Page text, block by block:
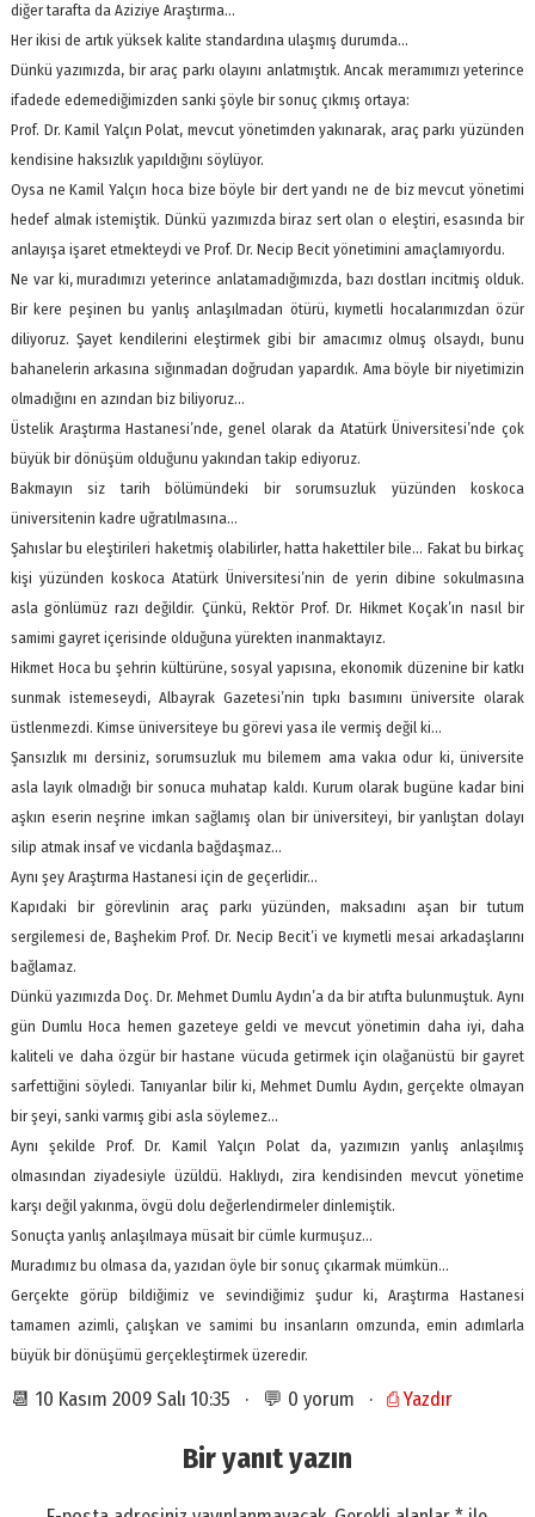
diğer tarafta da Aziziye Araştırma…
Her ikisi de artık yüksek kalite standardına ulaşmış durumda…
Dünkü yazımızda, bir araç parkı olayını anlatmıştık. Ancak meramımızı yeterince
ifadede edemediğimizden sanki şöyle bir sonuç çıkmış ortaya:
Prof. Dr. Kamil Yalçın Polat, mevcut yönetimden yakınarak, araç parkı yüzünden
kendisine haksızlık yapıldığını söylüyor.
Oysa ne Kamil Yalçın hoca bize böyle bir dert yandı ne de biz mevcut yönetimi
hedef almak istemiştik. Dünkü yazımızda biraz sert olan o eleştiri, esasında bir
anlayışa işaret etmekteydi ve Prof. Dr. Necip Becit yönetimini amaçlamıyordu.
Ne var ki, muradımızı yeterince anlatamadığımızda, bazı dostları incitmiş olduk.
Bir kere peşinen bu yanlış anlaşılmadan ötürü, kıymetli hocalarımızdan özür
diliyoruz. Şayet kendilerini eleştirmek gibi bir amacımız olmuş olsaydı, bunu
bahanelerin arkasına sığınmadan doğrudan yapardık. Ama böyle bir niyetimizin
olmadığını en azından biz biliyoruz…
Üstelik Araştırma Hastanesi’nde, genel olarak da Atatürk Üniversitesi’nde çok
büyük bir dönüşüm olduğunu yakından takip ediyoruz.
Bakmayın siz tarih bölümündeki bir sorumsuzluk yüzünden koskoca
üniversitenin kadre uğratılmasına…
Şahıslar bu eleştirileri haketmiş olabilirler, hatta hakettiler bile… Fakat bu birkaç
kişi yüzünden koskoca Atatürk Üniversitesi’nin de yerin dibine sokulmasına
asla gönlümüz razı değildir. Çünkü, Rektör Prof. Dr. Hikmet Koçak’ın nasıl bir
samimi gayret içerisinde olduğuna yürekten inanmaktayız.
Hikmet Hoca bu şehrin kültürüne, sosyal yapısına, ekonomik düzenine bir katkı
sunmak istemeseydi, Albayrak Gazetesi’nin tıpkı basımını üniversite olarak
üstlenmezdi. Kimse üniversiteye bu görevi yasa ile vermiş değil ki…
Şansızlık mı dersiniz, sorumsuzluk mu bilemem ama vakıa odur ki, üniversite
asla layık olmadığı bir sonuca muhatap kaldı. Kurum olarak bugüne kadar bini
aşkın eserin neşrine imkan sağlamış olan bir üniversiteyi, bir yanlıştan dolayı
silip atmak insaf ve vicdanla bağdaşmaz…
Aynı şey Araştırma Hastanesi için de geçerlidir…
Kapıdaki bir görevlinin araç parkı yüzünden, maksadını aşan bir tutum
sergilemesi de, Başhekim Prof. Dr. Necip Becit’i ve kıymetli mesai arkadaşlarını
bağlamaz.
Dünkü yazımızda Doç. Dr. Mehmet Dumlu Aydın’a da bir atıfta bulunmuştuk. Aynı
gün Dumlu Hoca hemen gazeteye geldi ve mevcut yönetimin daha iyi, daha
kaliteli ve daha özgür bir hastane vücuda getirmek için olağanüstü bir gayret
sarfettiğini söyledi. Tanıyanlar bilir ki, Mehmet Dumlu Aydın, gerçekte olmayan
bir şeyi, sanki varmış gibi asla söylemez…
Aynı şekilde Prof. Dr. Kamil Yalçın Polat da, yazımızın yanlış anlaşılmış
olmasından ziyadesiyle üzüldü. Haklıydı, zira kendisinden mevcut yönetime
karşı değil yakınma, övgü dolu değerlendirmeler dinlemiştik.
Sonuçta yanlış anlaşılmaya müsait bir cümle kurmuşuz…
Muradımız bu olmasa da, yazıdan öyle bir sonuç çıkarmak mümkün…
Gerçekte görüp bildiğimiz ve sevindiğimiz şudur ki, Araştırma Hastanesi
tamamen azimli, çalışkan ve samimi bu insanların omzunda, emin adımlarla
büyük bir dönüşümü gerçekleştirmek üzeredir.
📆 10 Kasım 2009 Salı 10:35 · 💬 0 yorum · ⎙ Yazdır
Bir yanıt yazın